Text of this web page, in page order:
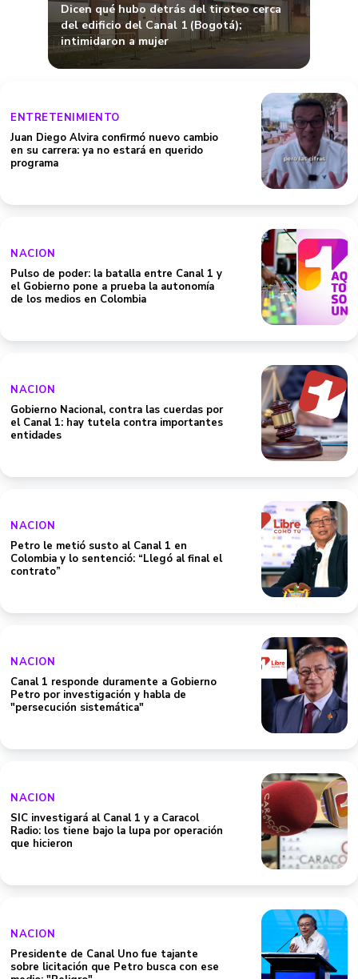
Dicen qué hubo detrás del tiroteo cerca
del edificio del Canal 1 (Bogotá);
intimidaron a mujer
ENTRETENIMIENTO
Juan Diego Alvira confirmó nuevo cambio
en su carrera: ya no estará en querido
programa
NACION
Pulso de poder: la batalla entre Canal 1 y
el Gobierno pone a prueba la autonomía
de los medios en Colombia
NACION
Gobierno Nacional, contra las cuerdas por
el Canal 1: hay tutela contra importantes
entidades
NACION
Petro le metió susto al Canal 1 en
Colombia y lo sentenció: “Llegó al final el
contrato”
NACION
Canal 1 responde duramente a Gobierno
Petro por investigación y habla de
"persecución sistemática"
NACION
SIC investigará al Canal 1 y a Caracol
Radio: los tiene bajo la lupa por operación
que hicieron
NACION
Presidente de Canal Uno fue tajante
sobre licitación que Petro busca con ese